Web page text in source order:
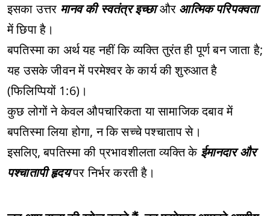
इसका उत्तर मानव की स्वतंत्र इच्छाऔर आत्मिक परिपक्वता
में छिपा है।
बपतिस्मा का अर्थ यह नहीं कि व्यक्ति तुरंत ही पूर्ण बन जाता है;
यह उसके जीवन में परमेश्वर के कार्य की शुरुआत है
(फिलिप्पियों 1:6)।
कुछ लोगों ने केवल औपचारिकता या सामाजिक दबाव में
बपतिस्मा लिया होगा, न कि सच्चे पश्चाताप से।
इसलिए, बपतिस्मा की प्रभावशीलता व्यक्ति के ईमानदार और
पश्चातापी हृदयपर निर्भर करती है।